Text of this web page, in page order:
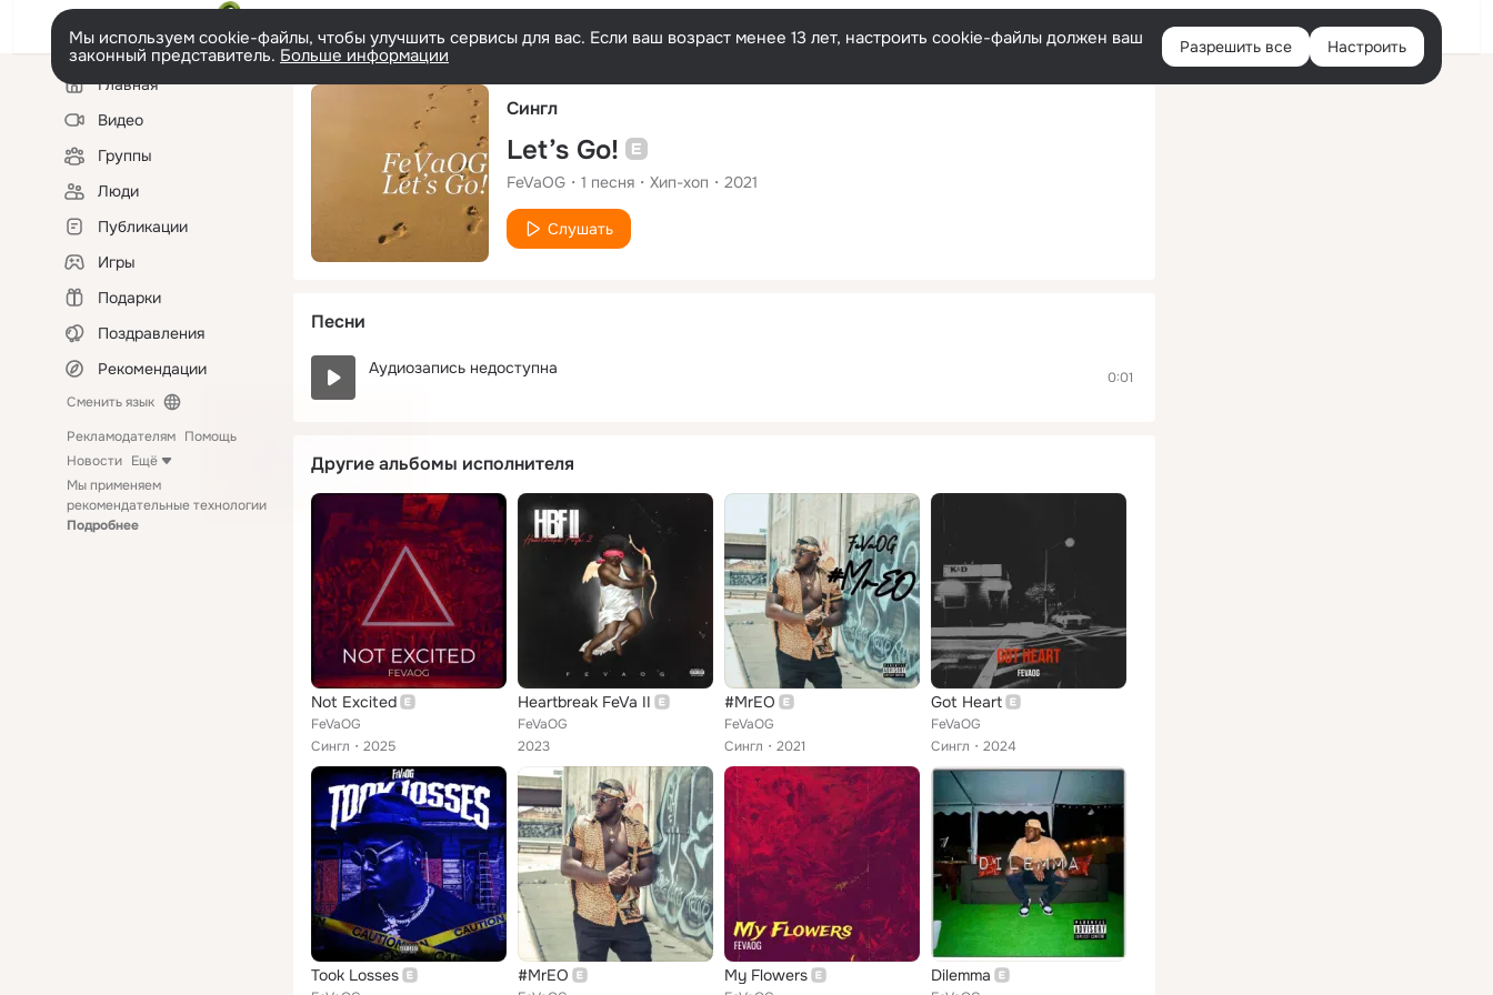
Русский Войти
Мы используем cookie-файлы, чтобы улучшить сервисы для вас. Если ваш возраст менее 13 лет, настроить cookie-файлы должен ваш
законный представитель. Больше информации Разрешить все Настроить
Левая
колонкаГлавная
Видео
Группы
Люди
Публикации
Игры
Подарки
Поздравления
Рекомендации
Сменить язык
Рекламодателям Помощь
Новости Ещё
Мы применяем
рекомендательные технологии
Подробнее
Сингл
Let’s Go!
FeVaOG 1 песня Хип-хоп 2021
Слушать
Песни
Аудиозапись недоступна 0:01
Другие альбомы исполнителя
Not Excited
FeVaOG
Сингл
2025
Heartbreak FeVa II
FeVaOG
2023
#MrEO
FeVaOG
Сингл
2021
Got Heart
FeVaOG
Сингл
2024
Took Losses #MrEO My Flowers Dilemma